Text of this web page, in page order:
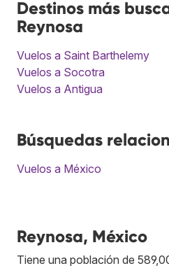
Destinos más
Reynosa
Vuelos a Saint Barthelemy
Vuelos a Socotra
Vuelos a Antigua
Búsquedas
Vuelos a México
Reynosa, México
Tiene una población de